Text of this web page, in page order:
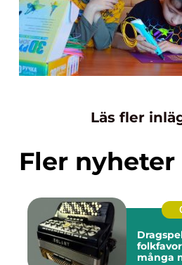
Läs fler
Fler nyheter
Dragspel ett
många